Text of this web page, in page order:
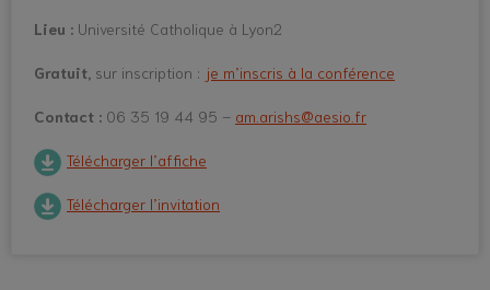
Lieu : Université Catholique à Lyon2
Gratuit, sur inscription : je m’inscris à la conférence
Contact : 06 35 19 44 95 – am.arishs@aesio.fr
Télécharger l’affiche
Télécharger l’invitation